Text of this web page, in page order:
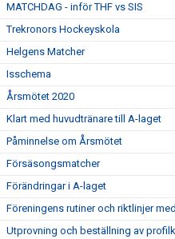
MATCHDAG - inför THF vs SIS
Trekronors Hockeyskola
Helgens Matcher
Isschema
Årsmötet 2020
Klart med huvudtränare till A-laget
Påminnelse om Årsmötet
Försäsongsmatcher
Förändringar i A-laget
Föreningens rutiner och riktlinjer
Utprovning och beställning av